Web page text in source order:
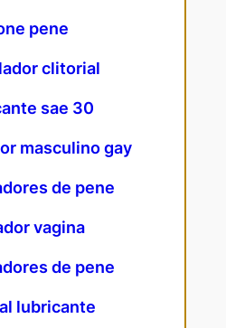
pene
clitorial
sae 30
masculino gay
de pene
vagina
de pene
lubricante